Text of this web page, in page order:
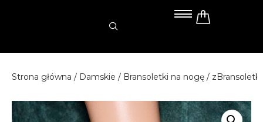
Strona główna / Damskie / Bransoletki na nogę /